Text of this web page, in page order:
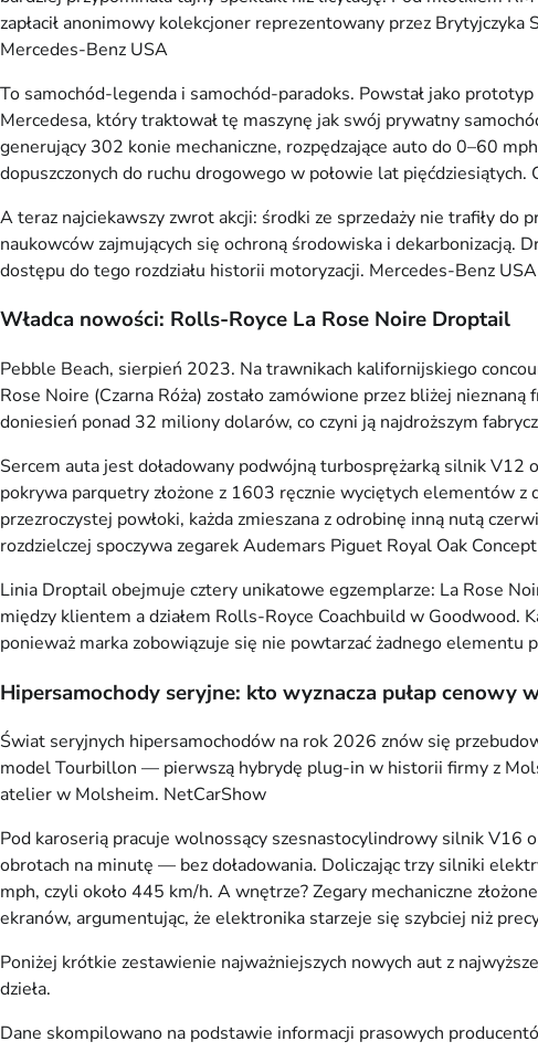
zapłacił anonimowy kolekcjoner reprezentowany przez
Mercedes-Benz USA
To samochód-legenda i samochód-paradoks. Powstał jako
Mercedesa, który traktował tę maszynę jak swój prywatny
generujący 302 konie mechaniczne, rozpędzające auto do 0–60
dopuszczonych do ruchu drogowego w połowie lat pięćdziesiątych.
A teraz najciekawszy zwrot akcji: środki ze sprzedaży nie trafiły
naukowców zajmujących się ochroną środowiska i dekarbonizacją.
dostępu do tego rozdziału historii motoryzacji. Mercedes-Benz USA
Władca nowości: Rolls-Royce La Rose Noire Droptail
Pebble Beach, sierpień 2023. Na trawnikach kalifornijskiego
Rose Noire (Czarna Róża) zostało zamówione przez bliżej
doniesień ponad 32 miliony dolarów, co czyni ją najdroższym
Sercem auta jest doładowany podwójną turbosprężarką silnik
pokrywa parquetry złożone z 1603 ręcznie wyciętych elementów z
przezroczystej powłoki, każda zmieszana z odrobinę inną nutą
rozdzielczej spoczywa zegarek Audemars Piguet Royal Oak
Linia Droptail obejmuje cztery unikatowe egzemplarze: La Rose
między klientem a działem Rolls-Royce Coachbuild w
ponieważ marka zobowiązuje się nie powtarzać żadnego elementu
Hipersamochody seryjne: kto wyznacza pułap cenowy
Świat seryjnych hipersamochodów na rok 2026 znów się
model Tourbillon — pierwszą hybrydę plug-in w historii firmy z
atelier w Molsheim. NetCarShow
Pod karoserią pracuje wolnossący szesnastocylindrowy silnik
obrotach na minutę — bez doładowania. Doliczając trzy silniki
mph, czyli około 445 km/h. A wnętrze? Zegary mechaniczne
ekranów, argumentując, że elektronika starzeje się szybciej niż
Poniżej krótkie zestawienie najważniejszych nowych aut z
dzieła.
Dane skompilowano na podstawie informacji prasowych